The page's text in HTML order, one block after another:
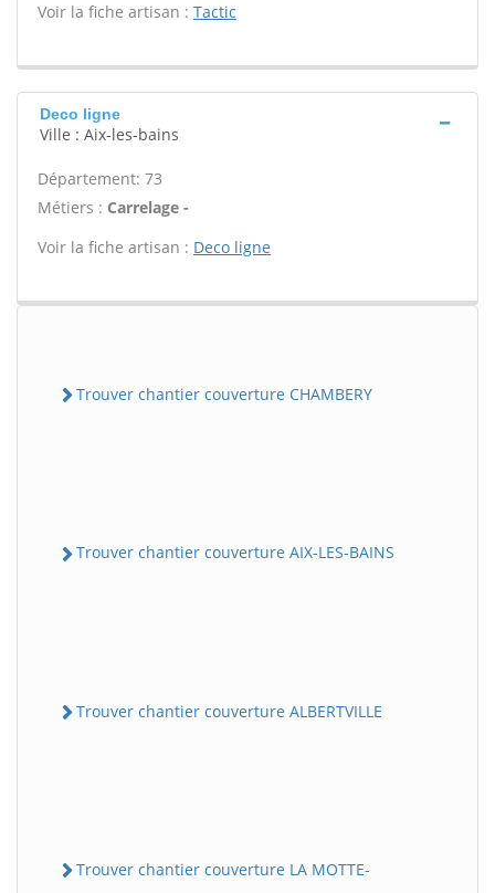
Voir la fiche artisan : Tactic
Deco ligne
Ville : Aix-les-bains
Département: 73
Métiers : Carrelage -
Voir la fiche artisan : Deco ligne
Trouver chantier couverture CHAMBERY
Trouver chantier couverture AIX-LES-BAINS
Trouver chantier couverture ALBERTVILLE
Trouver chantier couverture LA MOTTE-